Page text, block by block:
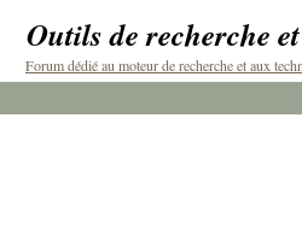
Outils de recherche
Forum dédié au moteur de recherche et aux